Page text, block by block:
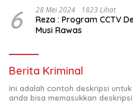
6 28 Mei 2024 1823 Lihat
Reza : Program CCTV
Musi Rawas
Berita Kriminal
Ini adalah contoh deskripsi
anda bisa memasukkan